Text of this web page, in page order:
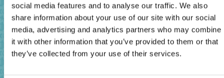
social media features and to analyse our traffic. We also
share information about your use of our site with our social
media, advertising and analytics partners who may combine
it with other information that you’ve provided to them or that
they’ve collected from your use of their services.
Mjesto:Mjesto: Crikvenica
MESIAC MODREJ
RYBY